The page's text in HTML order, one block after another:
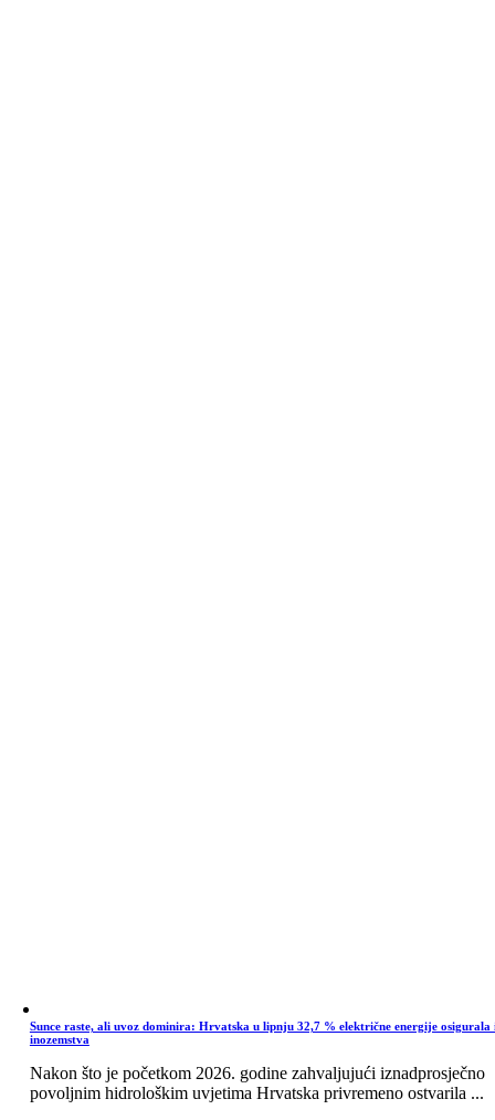
Sunce raste, ali uvoz dominira: Hrvatska u lipnju 32,7 % električne energije osigurala
inozemstva
Nakon što je početkom 2026. godine zahvaljujući iznadprosječno
povoljnim hidrološkim uvjetima Hrvatska privremeno ostvarila ...